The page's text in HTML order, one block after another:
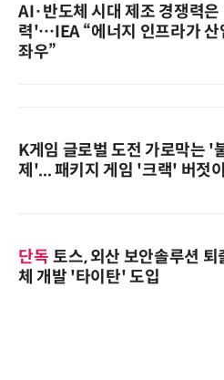
AI·반도체 시대 제조 경쟁력은
력'…IEA “에너지 인프라가 산
좌우”
K게임 글로벌 도전 가로막는 '
제'... 패키지 게임 '크랙' 버젓
단독 토스, 외산 보안솔루션
체 개발 '타이탄' 도입